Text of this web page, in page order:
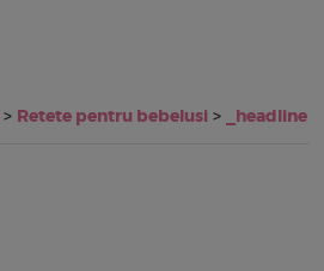
> Retete pentru bebelusi > _headline